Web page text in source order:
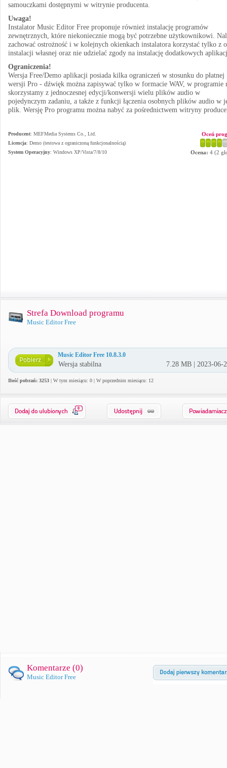
samouczkami dostępnymi w witrynie producenta.
Uwaga!
Instalator Music Editor Free proponuje również instalację programów
zewnętrznych, które niekoniecznie mogą być potrzebne użytkownikowi.
zachować ostrożność i w kolejnych okienkach instalatora korzystać tylko z
instalacji własnej oraz nie udzielać zgody na instalację dodatkowych
Ograniczenia!
Wersja Free/Demo aplikacji posiada kilka ograniczeń w stosunku do płatnej
wersji Pro - dźwięk można zapisywać tylko w formacie WAV, w programie
skorzystamy z jednoczesnej edycji/konwersji wielu plików audio w
pojedynczym zadaniu, a także z funkcji łączenia osobnych plików audio w
plik. Wersję Pro programu można nabyć za pośrednictwem witryny
Producent: MEFMedia Systems Co., Ltd.
Licencja: Demo (testowa z ograniczoną funkcjonalnością)
System Operacyjny: Windows XP/Vista/7/8/10
Oceń
Ocena: 4 (2
Strefa Download programu
Music Editor Free
Music Editor Free 10.8.3.0
Wersja stabilna 7.28 MB | 2023-06-
Ilość pobrań: 3253 | W tym miesiącu: 0 | W poprzednim miesiącu: 12
0
Komentarze (0)
Music Editor Free